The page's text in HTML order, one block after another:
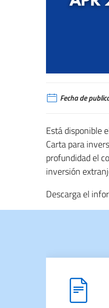
Fecha de
Está disponible
Carta para
profundidad el
inversión
Descarga el